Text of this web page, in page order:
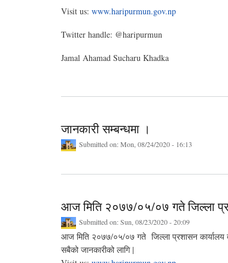
Visit us: www.haripurmun.gov.np
Twitter handle: @haripurmun
Jamal Ahamad Sucharu Khadka
जानकारी सम्बन्धमा ।
Submitted on:Mon, 08/24/2020 - 16:13
आज मिति २०७७/०५/०७ गते जिल्ला
Submitted on:Sun, 08/23/2020 - 20:09
आज मिति २०७७/०५/०७ गते जिल्ला प्रशासन कार्यालय
सबैको जानकारीको लागि |